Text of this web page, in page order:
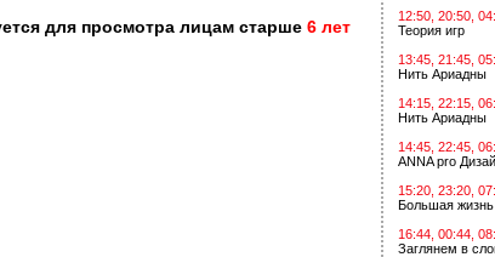
для просмотра лицам старше 6 лет
12:50, 20:50,
Теория игр
13:45, 21:45,
Нить Ариадны
14:15, 22:15,
Нить Ариадны
14:45, 22:45,
ANNA pro
15:20, 23:20,
Большая жизнь
16:44, 00:44,
Заглянем в